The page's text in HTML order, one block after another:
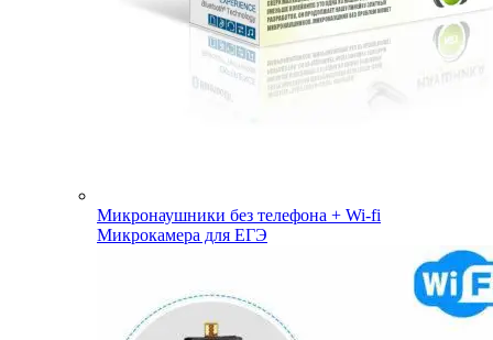
Микронаушники без телефона + Wi-fi
Микрокамера для ЕГЭ